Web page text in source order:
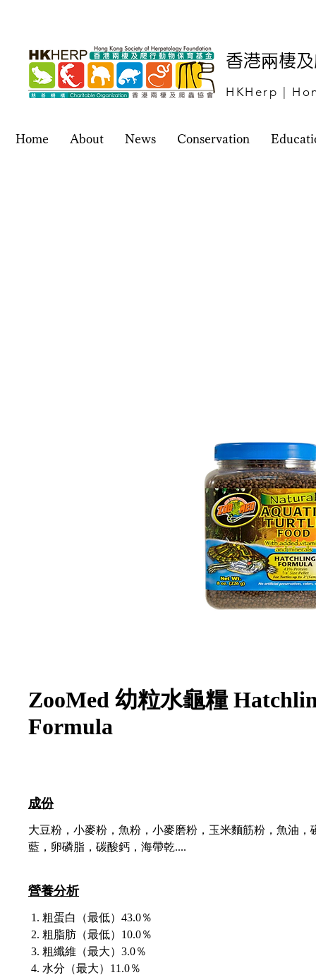
香港兩棲
HKHerp |
Home About News Conservation
ZooMed 幼粒水龜糧
Formula
成份
大豆粉，小麥粉，魚粉，小麥磨粉，玉米麵筋粉，魚油，
藍，卵磷脂，碳酸鈣，海帶乾....
營養分析
粗蛋白（最低）43.0％
粗脂肪（最低）10.0％
粗纖維（最大）3.0％
水分（最大）11.0％